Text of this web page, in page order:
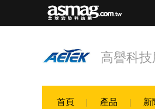
高譽科
首頁 產品 新